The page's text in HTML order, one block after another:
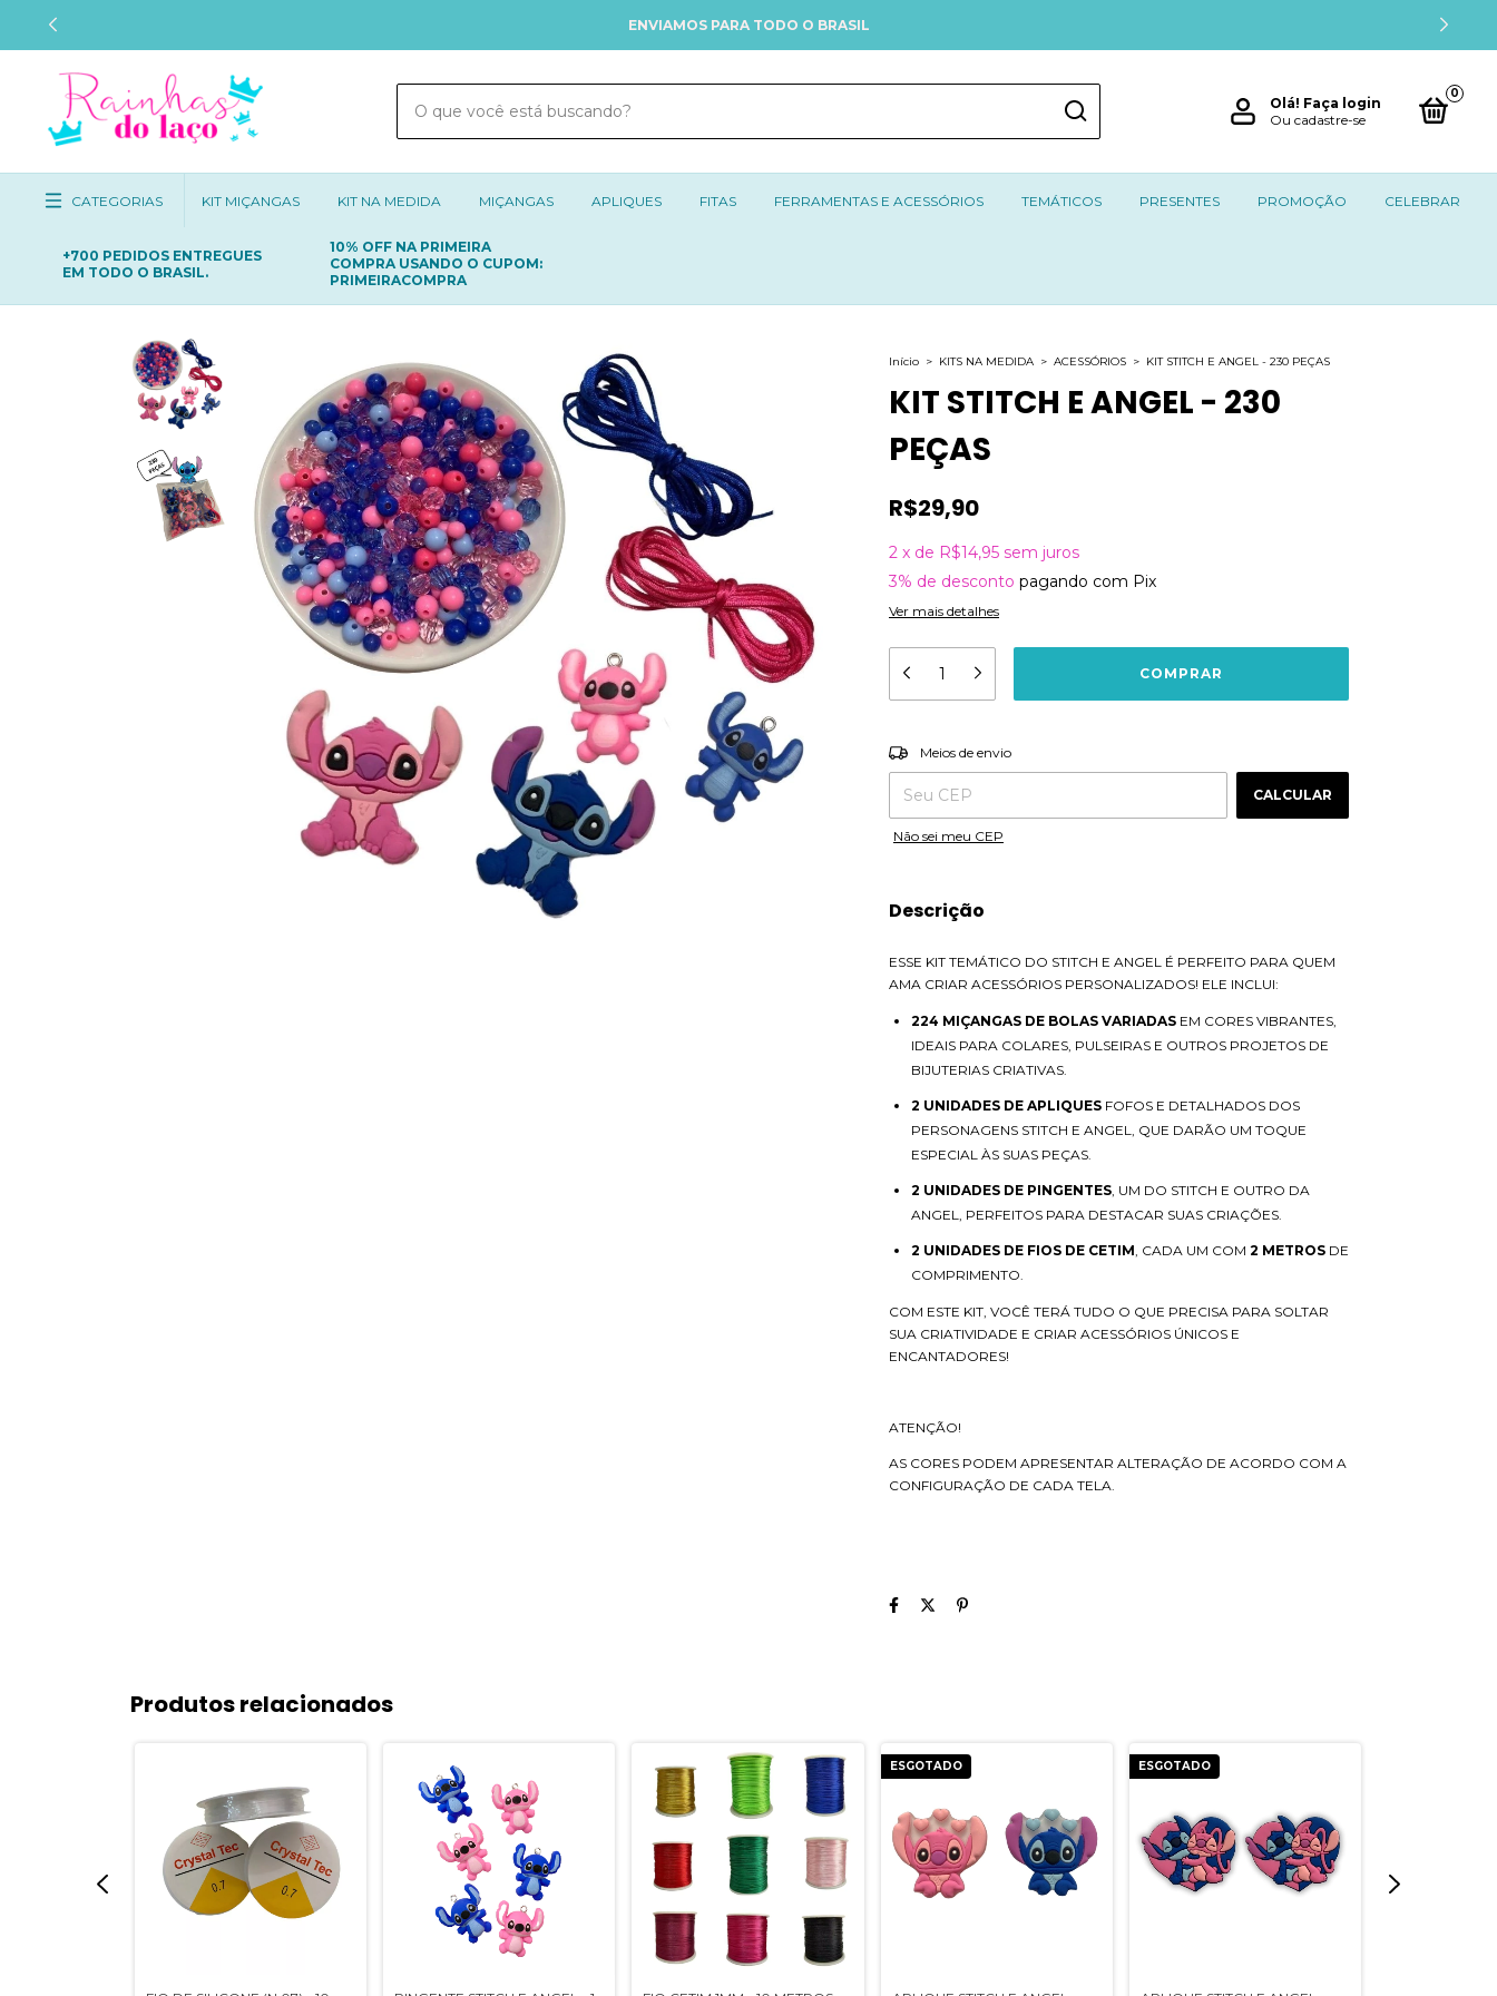
ENVIAMOS PARA TODO O BRASIL
Olá! Faça login
Ou cadastre-se
0
CATEGORIAS KIT MIÇANGAS KIT NA MEDIDA MIÇANGAS APLIQUES FITAS FERRAMENTAS E ACESSÓRIOS TEMÁTICOS PRESENTES PROMOÇÃO CELEBRAR
+700 PEDIDOS ENTREGUES
EM TODO O BRASIL.
10% OFF NA PRIMEIRA
COMPRA USANDO O CUPOM:
PRIMEIRACOMPRA
Início > KITS NA MEDIDA > ACESSÓRIOS > KIT STITCH E ANGEL - 230 PEÇAS
KIT STITCH E ANGEL - 230
PEÇAS
R$29,90
2 x de R$14,95 sem juros
3% de desconto pagando com Pix
Ver mais detalhes
Entregas para o CEP:
Meios de envio
CALCULAR
Não sei meu CEP
Descrição
ESSE KIT TEMÁTICO DO STITCH E ANGEL É PERFEITO PARA QUEM
AMA CRIAR ACESSÓRIOS PERSONALIZADOS! ELE INCLUI:
224 MIÇANGAS DE BOLAS VARIADAS EM CORES VIBRANTES,
IDEAIS PARA COLARES, PULSEIRAS E OUTROS PROJETOS DE
BIJUTERIAS CRIATIVAS.
2 UNIDADES DE APLIQUES FOFOS E DETALHADOS DOS
PERSONAGENS STITCH E ANGEL, QUE DARÃO UM TOQUE
ESPECIAL ÀS SUAS PEÇAS.
2 UNIDADES DE PINGENTES, UM DO STITCH E OUTRO DA
ANGEL, PERFEITOS PARA DESTACAR SUAS CRIAÇÕES.
2 UNIDADES DE FIOS DE CETIM, CADA UM COM 2 METROS DE
COMPRIMENTO.
COM ESTE KIT, VOCÊ TERÁ TUDO O QUE PRECISA PARA SOLTAR
SUA CRIATIVIDADE E CRIAR ACESSÓRIOS ÚNICOS E
ENCANTADORES!
ATENÇÃO!
AS CORES PODEM APRESENTAR ALTERAÇÃO DE ACORDO COM A
CONFIGURAÇÃO DE CADA TELA.
Produtos relacionados
ESGOTADO ESGOTADO